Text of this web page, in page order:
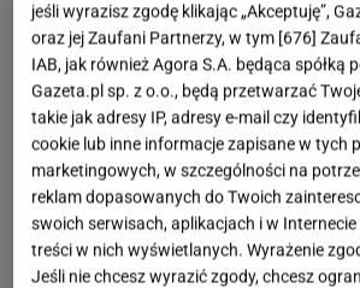
jeśli wyrazisz zgodę klikając „Akceptuję”,
oraz jej Zaufani Partnerzy, w tym [676]
IAB, jak również Agora S.A. będąca spółką
Gazeta.pl sp. z o.o., będą przetwarzać
takie jak adresy IP, adresy e-mail czy
cookie lub inne informacje zapisane w tych
marketingowych, w szczególności na
reklam dopasowanych do Twoich
swoich serwisach, aplikacjach i w
treści w nich wyświetlanych. Wyrażenie
Jeśli nie chcesz wyrazić zgody, chcesz